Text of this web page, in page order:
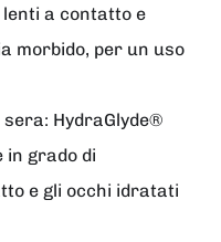
a contatto e
morbido, per un uso
HydraGlyde®
in grado di
e gli occhi idratati